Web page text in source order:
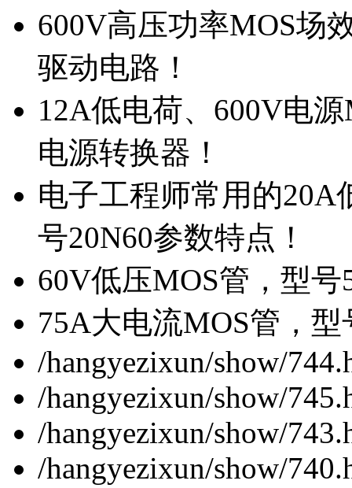
600V高压功率MOS场
驱动电路！
12A低电荷、600V电
电源转换器！
电子工程师常用的20A
号20N60参数特点！
60V低压MOS管，型
75A大电流MOS管，
/hangyezixun/show/
/hangyezixun/show/
/hangyezixun/show/
/hangyezixun/show/